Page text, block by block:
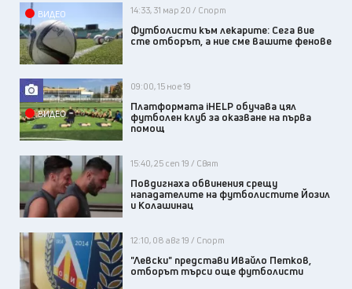
ВИДЕО 14:33, 31 мар 20 / Спорт
Футболисти към лекарите: Сега вие
сте отборът, а ние сме вашите фенове
ВИДЕО
09:00, 15 ное 19
Платформата iHELP обучава цял
футболен клуб за оказване на първа
помощ
15:40, 25 сеп 19 / Свят
Повдигнаха обвинения срещу
нападателите на футболистите Йозил
и Колашинац
12:10, 08 авг 19 / Спорт
"Левски" представи Ивайло Петков,
отборът търси още футболисти